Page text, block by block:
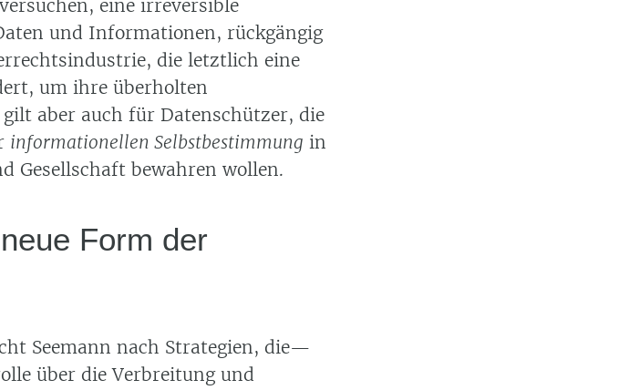
eine irreversible
und Informationen, rückgängig
die letztlich eine
um ihre überholten
aber auch für Datenschützer, die
informationellen Selbstbestimmung in
Gesellschaft bewahren wollen.
Form der
Seemann nach Strategien, die—
über die Verbreitung und